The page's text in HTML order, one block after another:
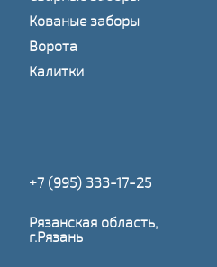
Кованые заборы
Ворота
Калитки
+7 (995) 333-17-25
Рязанская область,
г.Рязань